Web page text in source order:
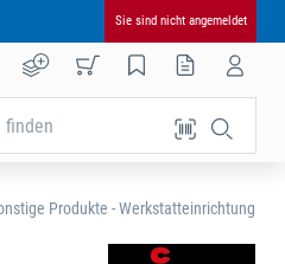
Sie sind nicht angemeldet
finden
Produkte - Werkstatteinrichtung